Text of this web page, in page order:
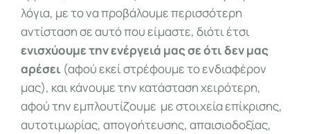
λόγια, με το να προβάλουμε περισσότερη
αντίσταση σε αυτό που είμαστε, διότι έτσι
ενισχύουμε την ενέργειά μας σε ότι δεν μας
αρέσει (αφού εκεί στρέφουμε το ενδιαφέρον
μας), και κάνουμε την κατάσταση χειρότερη,
αφού την εμπλουτίζουμε με στοιχεία επίκρισης,
αυτοτιμωρίας, απογοήτευσης, απαισιοδοξίας,